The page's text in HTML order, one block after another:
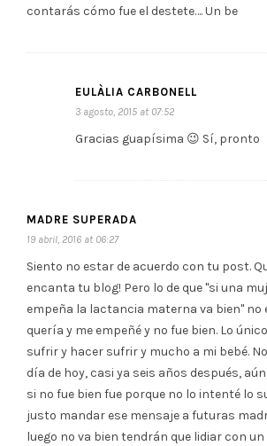
contarás cómo fue el destete…. Un be
EULÀLIA CARBONELL
3 agosto, 2015 at 07:52
Gracias guapísima 😉 Sí, pronto
MADRE SUPERADA
19 abril, 2016 at 06:27
Siento no estar de acuerdo con tu post.
encanta tu blog! Pero lo de que "si una
empeña la lactancia materna va bien" no
quería y me empeñé y no fue bien. Lo
sufrir y hacer sufrir y mucho a mi bebé.
día de hoy, casi ya seis años después,
si no fue bien fue porque no lo intenté lo
justo mandar ese mensaje a futuras
luego no va bien tendrán que lidiar con